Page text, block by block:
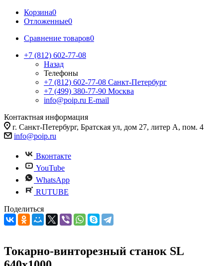
Корзина0
Отложенные0
Сравнение товаров0
+7 (812) 602-77-08
Назад
Телефоны
+7 (812) 602-77-08 Санкт-Петербург
+7 (499) 380-77-90 Москва
info@poip.ru E-mail
Контактная информация
г. Санкт-Петербург, Братская ул, дом 27, литер А, пом. 4
info@poip.ru
Вконтакте
YouTube
WhatsApp
RUTUBE
Поделиться
Токарно-винторезный станок SL